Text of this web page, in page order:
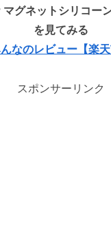
グネットシリコー
を見てみる
なのレビュー【楽天
スポンサーリンク